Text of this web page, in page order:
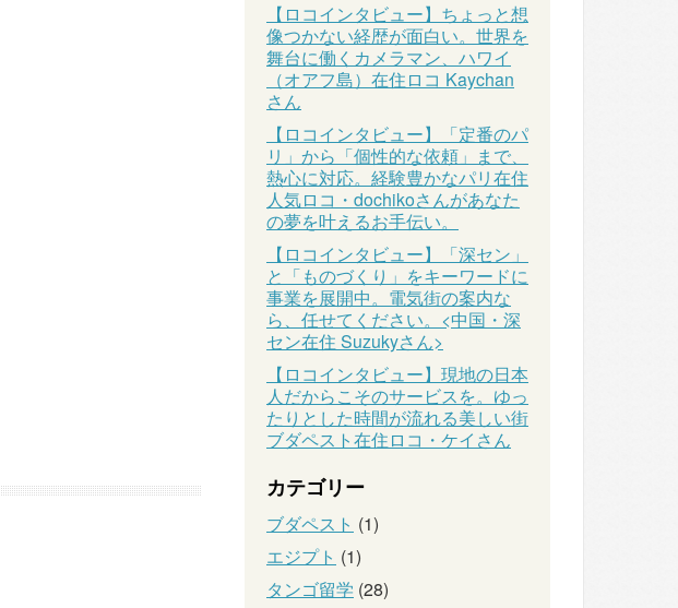
【ロコインタビュー】ちょっと想
像つかない経歴が面白い。世界を
舞台に働くカメラマン、ハワイ
（オアフ島）在住ロコ Kaychan
さん
【ロコインタビュー】「定番のパ
リ」から「個性的な依頼」まで、
熱心に対応。経験豊かなパリ在住
人気ロコ・dochikoさんがあなた
の夢を叶えるお手伝い。
【ロコインタビュー】「深セン」
と「ものづくり」をキーワードに
事業を展開中。電気街の案内な
ら、任せてください。<中国・深
セン在住 Suzukyさん>
【ロコインタビュー】現地の日本
人だからこそのサービスを。ゆっ
たりとした時間が流れる美しい街
ブダペスト在住ロコ・ケイさん
カテゴリー
ブダペスト (1)
エジプト (1)
タンゴ留学 (28)